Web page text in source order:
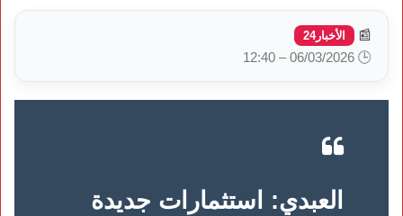
📰 الأخبار24
🕒 06/03/2026 – 12:40
العبدي: استثمارات جديدة